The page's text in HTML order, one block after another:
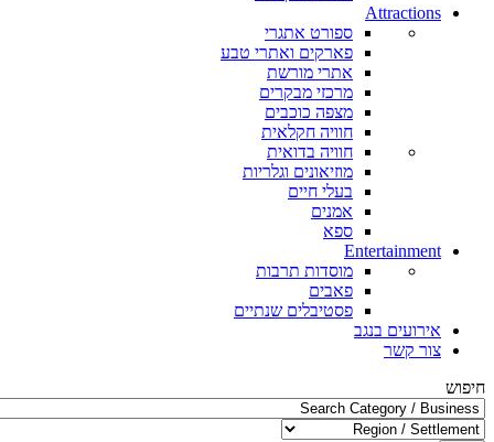
Attractions
ספורט אתגרי
פארקים ואתרי טבע
אתרי מורשת
מרכזי מבקרים
מצפה כוכבים
חוויה חקלאית
חוויה בדואית
מוזיאונים וגלריות
בעלי חיים
אמנים
ספא
Entertainment
מוסדות תרבות
פאבים
פסטיבלים שנתיים
אירועים בנגב
צור קשר
חיפוש